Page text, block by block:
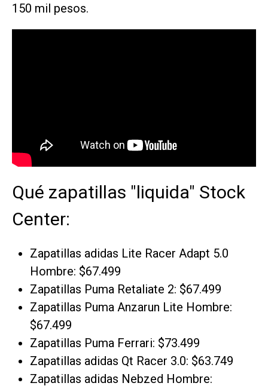
150 mil pesos.
Qué zapatillas "liquida" Stock
Center:
Zapatillas adidas Lite Racer Adapt 5.0
Hombre: $67.499
Zapatillas Puma Retaliate 2: $67.499
Zapatillas Puma Anzarun Lite Hombre:
$67.499
Zapatillas Puma Ferrari: $73.499
Zapatillas adidas Qt Racer 3.0: $63.749
Zapatillas adidas Nebzed Hombre: